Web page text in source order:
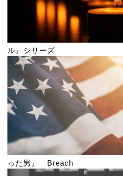
ル』シリーズ
った男』 Breach